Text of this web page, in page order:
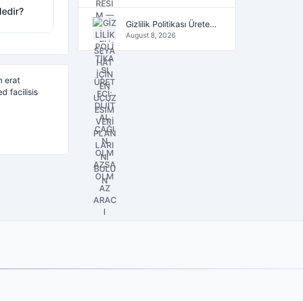
erat
facilisis
Gizlilik Politikası Üreteci: Dijital Çağın Olmazsa Olmaz Aracı
August 8, 2026